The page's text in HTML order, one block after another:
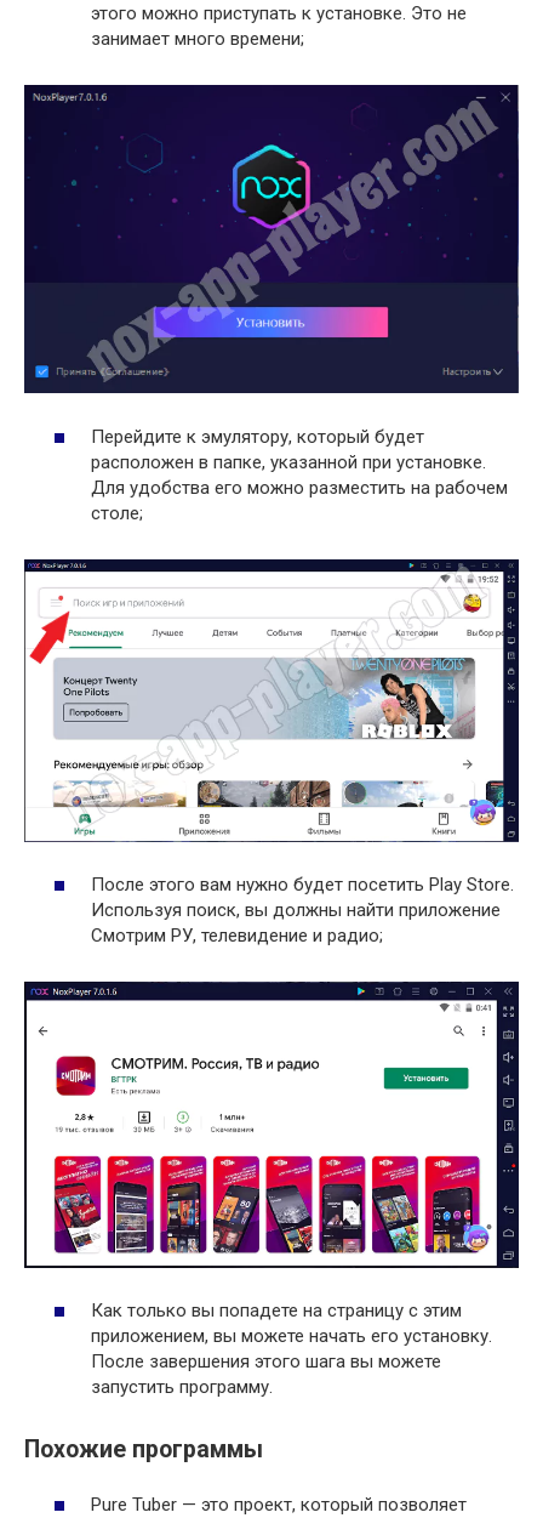
этого можно приступать к установке. Это не
занимает много времени;
Перейдите к эмулятору, который будет
расположен в папке, указанной при установке.
Для удобства его можно разместить на рабочем
столе;
После этого вам нужно будет посетить Play Store.
Используя поиск, вы должны найти приложение
Смотрим РУ, телевидение и радио;
Как только вы попадете на страницу с этим
приложением, вы можете начать его установку.
После завершения этого шага вы можете
запустить программу.
Похожие программы
Pure Tuber — это проект, который позволяет